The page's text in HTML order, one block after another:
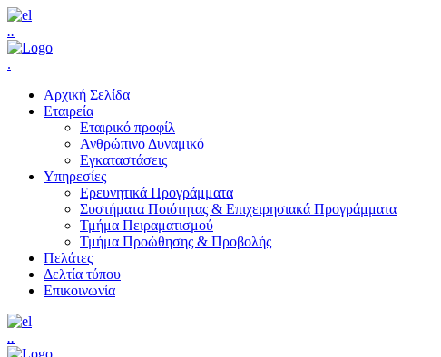
..
.
Αρχική Σελίδα
Εταιρεία
Εταιρικό προφίλ
Ανθρώπινο Δυναμικό
Εγκαταστάσεις
Υπηρεσίες
Ερευνητικά Προγράμματα
Συστήματα Ποιότητας & Επιχειρησιακά Προγράμματα
Τμήμα Πειραματισμού
Τμήμα Προώθησης & Προβολής
Πελάτες
Δελτία τύπου
Επικοινωνία
..